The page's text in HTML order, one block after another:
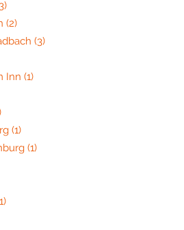
(2)
(3)
Inn (1)
(1)
(1)